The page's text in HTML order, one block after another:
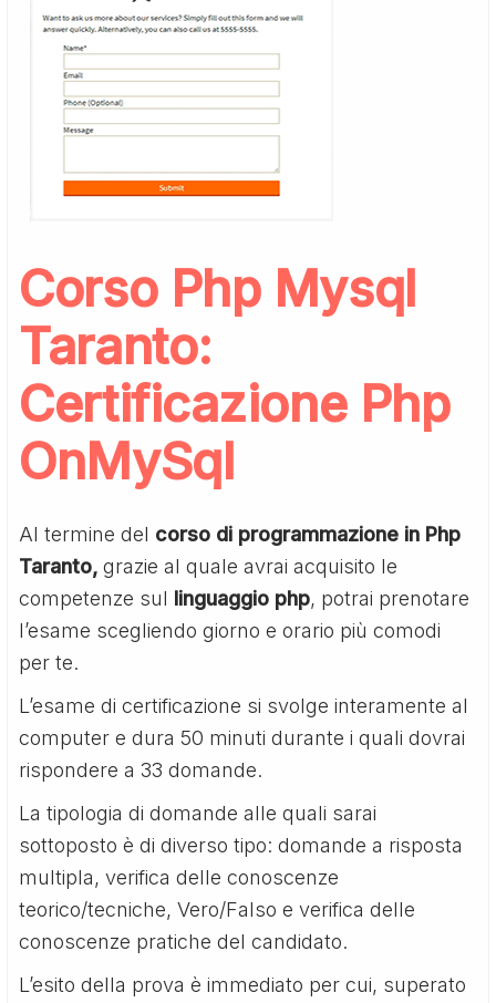
Corso Php Mysql
Taranto:
Certificazione Php
OnMySql
Al termine del corso di programmazione in Php
Taranto, grazie al quale avrai acquisito le
competenze sul linguaggio php, potrai prenotare
l’esame scegliendo giorno e orario più comodi
per te.
L’esame di certificazione si svolge interamente al
computer e dura 50 minuti durante i quali dovrai
rispondere a 33 domande.
La tipologia di domande alle quali sarai
sottoposto è di diverso tipo: domande a risposta
multipla, verifica delle conoscenze
teorico/tecniche, Vero/Falso e verifica delle
conoscenze pratiche del candidato.
L’esito della prova è immediato per cui, superato